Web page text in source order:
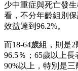
少中重症與死亡發
看，不分年齡組別
效益達到96.2%。
而18-64歲組，則是
96.5％；65歲以上
90%以上，特別是三